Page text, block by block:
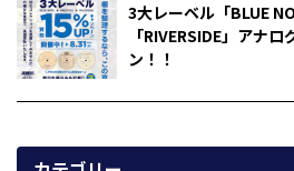
3大レーベル「BLUE
「RIVERSIDE」アナ
ン！！